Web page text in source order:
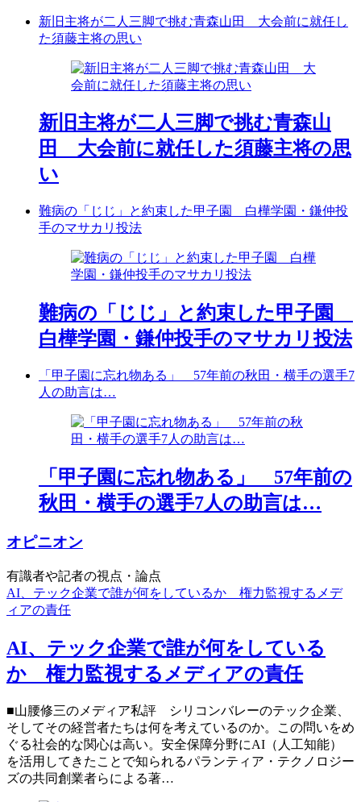
新旧主将が二人三脚で挑む青森山田 大会前に就任し
た須藤主将の思い
新旧主将が二人三脚で挑む青森山
田 大会前に就任した須藤主将の思
い
難病の「じじ」と約束した甲子園 白樺学園・鎌仲投
手のマサカリ投法
難病の「じじ」と約束した甲子園
白樺学園・鎌仲投手のマサカリ投法
「甲子園に忘れ物ある」 57年前の秋田・横手の選手7
人の助言は…
「甲子園に忘れ物ある」 57年前の
秋田・横手の選手7人の助言は…
オピニオン
有識者や記者の視点・論点
AI、テック企業で誰が何をしているか 権力監視するメデ
ィアの責任
AI、テック企業で誰が何をしている
か 権力監視するメディアの責任
■山腰修三のメディア私評 シリコンバレーのテック企業、
そしてその経営者たちは何を考えているのか。この問いをめ
ぐる社会的な関心は高い。安全保障分野にAI（人工知能）
を活用してきたことで知られるパランティア・テクノロジー
ズの共同創業者らによる著…